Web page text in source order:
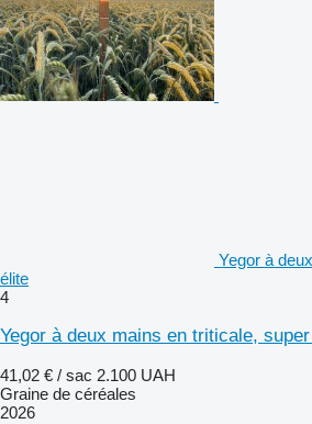
Yegor à
élite
4
Yegor à deux mains en triticale,
41,02 € / sac 2.100 UAH
Graine de céréales
2026